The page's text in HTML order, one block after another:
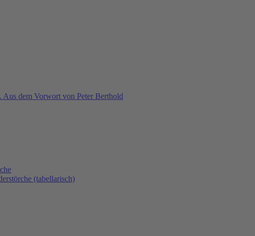
Aus dem Vorwort von Peter Berthold
(tabellarisch)